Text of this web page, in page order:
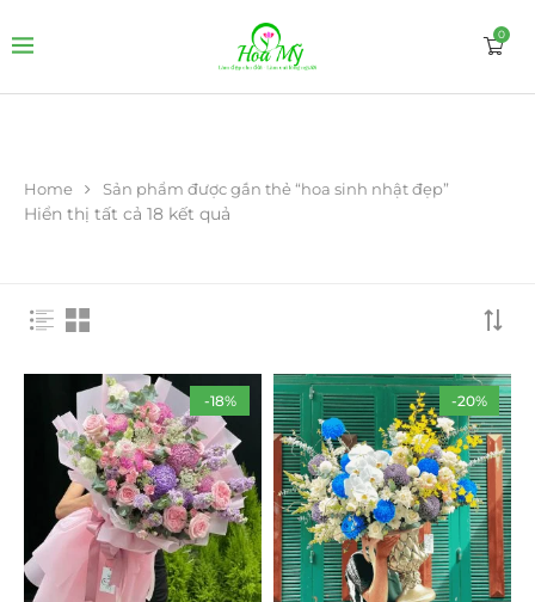
0
Home Sản phẩm được gắn thẻ “hoa sinh nhật đẹp”
Hiển thị tất cả 18 kết quả
-18% -20%